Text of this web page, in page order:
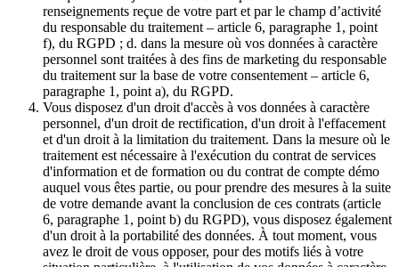
renseignements reçue de votre part et par le champ d’activité
du responsable du traitement – article 6, paragraphe 1, point
f), du RGPD ; d. dans la mesure où vos données à caractère
personnel sont traitées à des fins de marketing du responsable
du traitement sur la base de votre consentement – article 6,
paragraphe 1, point a), du RGPD.
Vous disposez d'un droit d'accès à vos données à caractère
personnel, d'un droit de rectification, d'un droit à l'effacement
et d'un droit à la limitation du traitement. Dans la mesure où le
traitement est nécessaire à l'exécution du contrat de services
d'information et de formation ou du contrat de compte démo
auquel vous êtes partie, ou pour prendre des mesures à la suite
de votre demande avant la conclusion de ces contrats (article
6, paragraphe 1, point b) du RGPD), vous disposez également
d'un droit à la portabilité des données. À tout moment, vous
avez le droit de vous opposer, pour des motifs liés à votre